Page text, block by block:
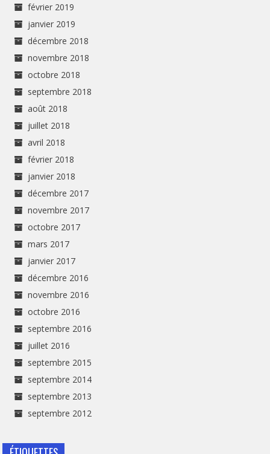
février 2019
janvier 2019
décembre 2018
novembre 2018
octobre 2018
septembre 2018
août 2018
juillet 2018
avril 2018
février 2018
janvier 2018
décembre 2017
novembre 2017
octobre 2017
mars 2017
janvier 2017
décembre 2016
novembre 2016
octobre 2016
septembre 2016
juillet 2016
septembre 2015
septembre 2014
septembre 2013
septembre 2012